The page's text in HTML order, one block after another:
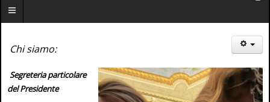
Chi siamo:
Segreteria particolare
del Presidente